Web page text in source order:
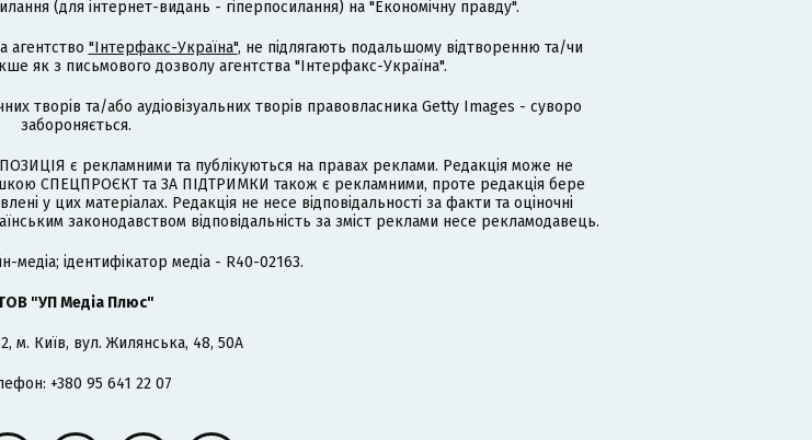
(для інтернет-видань - гіперпосилання) на "Економічну правду".
агентство "Інтерфакс-Україна", не підлягають подальшому відтворенню та/чи
як з письмового дозволу агентства "Інтерфакс-Україна".
творів та/або аудіовізуальних творів правовласника Getty Images - суворо
забороняється.
є рекламними та публікуються на правах реклами. Редакція може не
СПЕЦПРОЄКТ та ЗА ПІДТРИМКИ також є рекламними, проте редакція бере
у цих матеріалах. Редакція не несе відповідальності за факти та оціночні
законодавством відповідальність за зміст реклами несе рекламодавець.
медіа; ідентифікатор медіа - R40-02163.
"УП Медіа Плюс"
м. Київ, вул. Жилянська, 48, 50А
+380 95 641 22 07